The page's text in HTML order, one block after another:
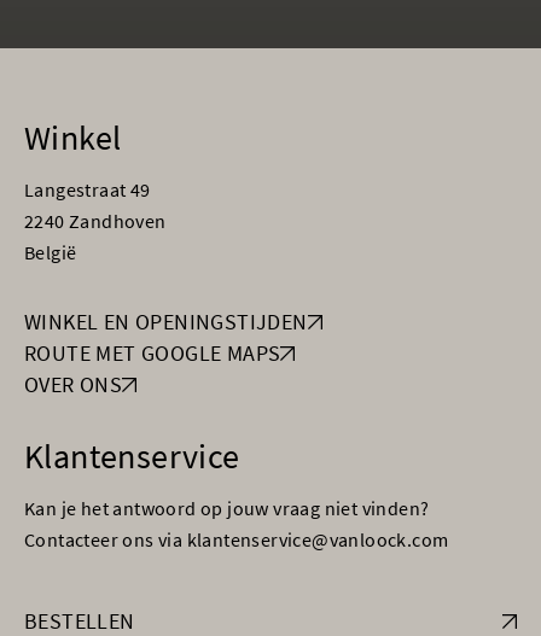
Winkel
Langestraat 49
2240 Zandhoven
België
WINKEL EN OPENINGSTIJDEN
ROUTE MET GOOGLE MAPS
OVER ONS
Klantenservice
Kan je het antwoord op jouw vraag niet vinden?
Contacteer ons via klantenservice@vanloock.com
BESTELLEN